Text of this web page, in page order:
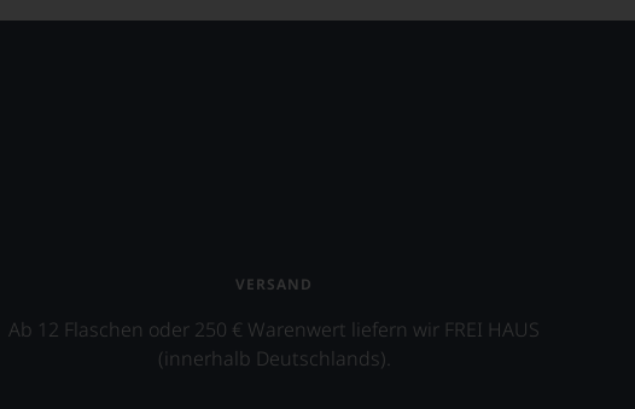
VERSAND
Ab 12 Flaschen oder 250 € Warenwert liefern wir FREI HAUS
(innerhalb Deutschlands).